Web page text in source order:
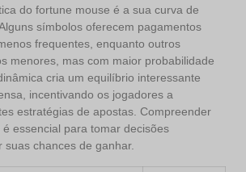
do fortune mouse é a sua curva de
símbolos oferecem pagamentos
frequentes, enquanto outros
menores, mas com maior probabilidade
cria um equilíbrio interessante
incentivando os jogadores a
estratégias de apostas. Compreender
essencial para tomar decisões
chances de ganhar.